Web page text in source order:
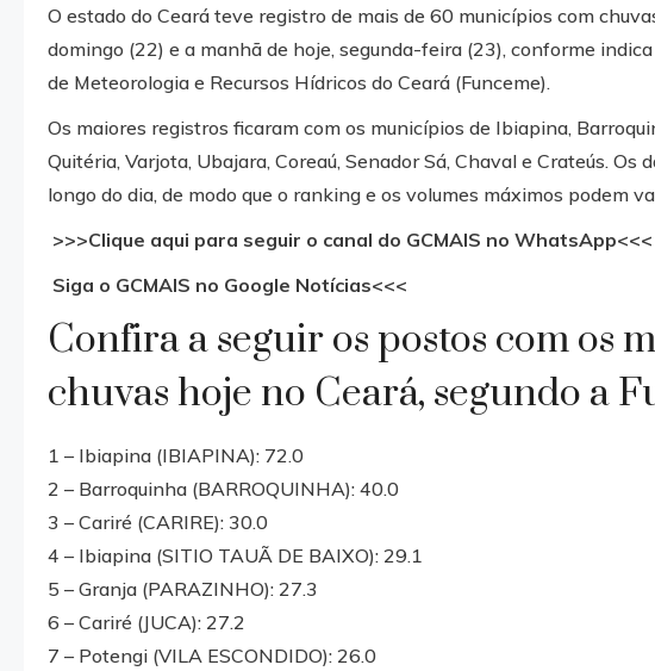
O estado do Ceará teve registro de mais de 60 municípios com
domingo (22) e a manhã de hoje, segunda-feira (23), conforme
de Meteorologia e Recursos Hídricos do Ceará (Funceme).
Os maiores registros ficaram com os municípios de Ibiapina,
Quitéria, Varjota, Ubajara, Coreaú, Senador Sá, Chaval e Crateús. Os
longo do dia, de modo que o ranking e os volumes máximos podem
>>>Clique aqui para seguir o canal do GCMAIS no WhatsApp<<<
Siga o GCMAIS no Google Notícias<<<
Confira a seguir os postos com os
chuvas hoje no Ceará, segundo a
1 – Ibiapina (IBIAPINA): 72.0
2 – Barroquinha (BARROQUINHA): 40.0
3 – Cariré (CARIRE): 30.0
4 – Ibiapina (SITIO TAUÃ DE BAIXO): 29.1
5 – Granja (PARAZINHO): 27.3
6 – Cariré (JUCA): 27.2
7 – Potengi (VILA ESCONDIDO): 26.0